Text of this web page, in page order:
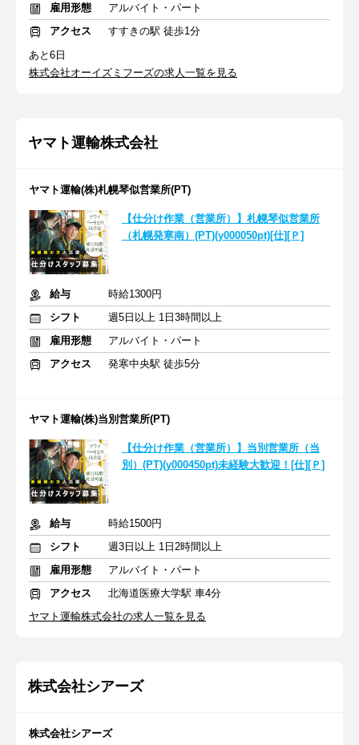
雇用形態
アルバイト・パート
アクセス
すすきの駅 徒歩1分
あと6日
株式会社オーイズミフーズの求人一覧を見る
ヤマト運輸株式会社
ヤマト運輸(株)札幌琴似営業所(PT)
【仕分け作業（営業所）】札幌琴似営業所
（札幌発寒南）(PT)(y000050pt)[仕][Ｐ]
給与
時給1300円
シフト
週5日以上 1日3時間以上
雇用形態
アルバイト・パート
アクセス
発寒中央駅 徒歩5分
ヤマト運輸(株)当別営業所(PT)
【仕分け作業（営業所）】当別営業所（当
別）(PT)(y000450pt)未経験大歓迎！[仕][Ｐ]
給与
時給1500円
シフト
週3日以上 1日2時間以上
雇用形態
アルバイト・パート
アクセス
北海道医療大学駅 車4分
ヤマト運輸株式会社の求人一覧を見る
株式会社シアーズ
株式会社シアーズ